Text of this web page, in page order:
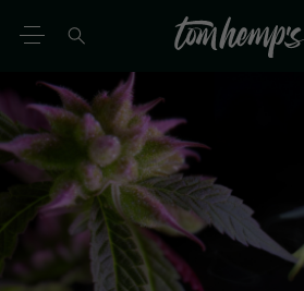
DE EN ES IT PT
FR